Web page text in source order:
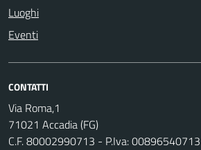
Luoghi
Eventi
CONTATTI
Via Roma,1
71021 Accadia (FG)
C.F. 80002990713 - P.Iva: 00896540713